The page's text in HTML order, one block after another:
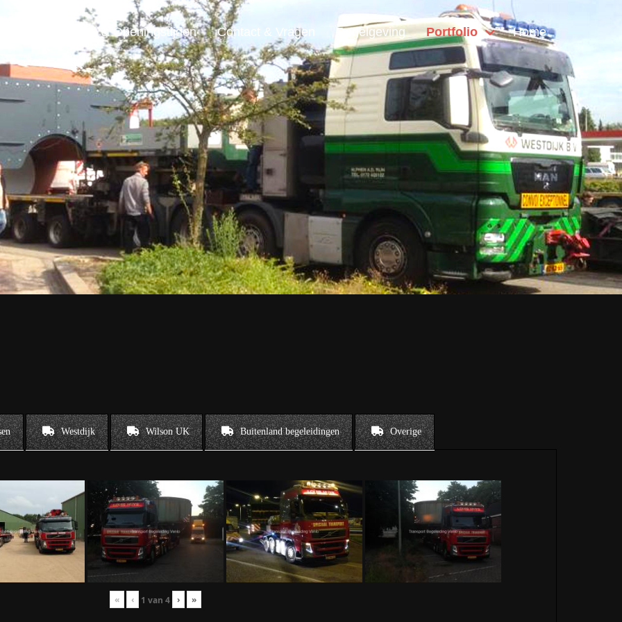
Locatie & Openingstijden Contact & Vragen Regelgeving Portfolio Home
Westdijk Wilson UK Buitenland begeleidingen Overige
« ‹ 1 van 4 › »